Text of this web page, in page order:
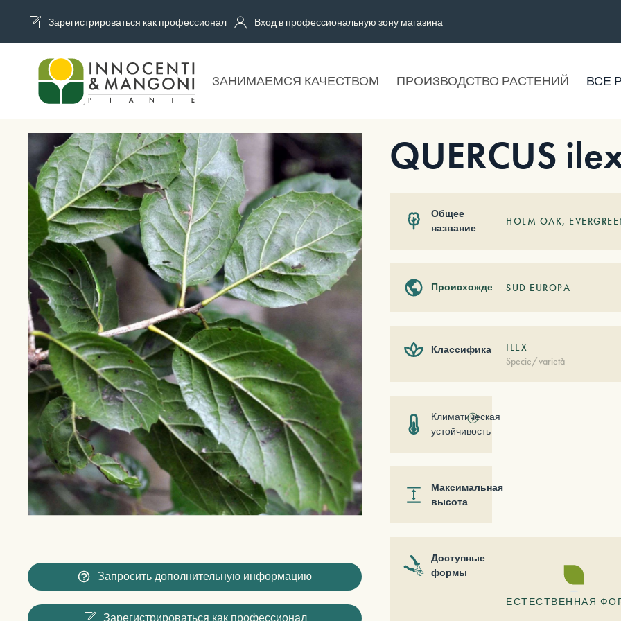
Skip to main content
Зарегистрироваться как профессионал Вход в профессиональную зону магазина
ЗАНИМАЕМСЯ КАЧЕСТВОМ ПРОИЗВОДСТВО РАСТЕНИЙ ВСЕ
Запросить дополнительную информацию
Зарегистрироваться как профессионал
QUERCUS
Общее
название
HOLM OAK,
ПроисхождениеSUD EUROPA
КлассификацияILEX
Specie/varietà
Климатическая
устойчивость
ⓘ
Максимальная
высота
Доступные
формы
ЕСТЕСТВЕННАЯ